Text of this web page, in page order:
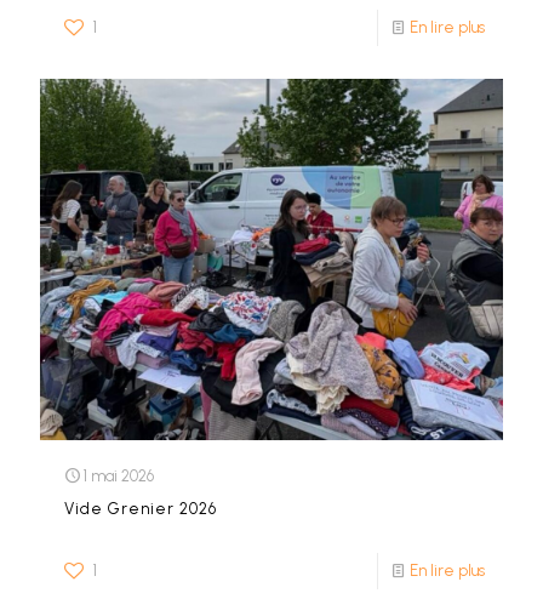
1 En lire plus
1 mai 2026
Vide Grenier 2026
1 En lire plus